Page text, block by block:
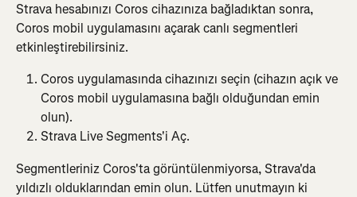
Strava hesabınızı Coros cihazınıza bağladıktan sonra,
Coros mobil uygulamasını açarak canlı segmentleri
etkinleştirebilirsiniz.
Coros uygulamasında cihazınızı seçin (cihazın açık ve
Coros mobil uygulamasına bağlı olduğundan emin
olun).
Strava Live Segments'i Aç.
Segmentleriniz Coros'ta görüntülenmiyorsa, Strava'da
yıldızlı olduklarından emin olun. Lütfen unutmayın ki